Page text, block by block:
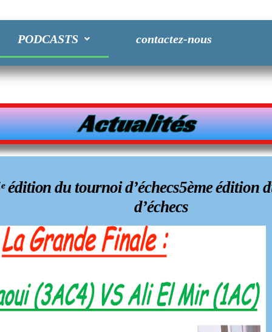
PODCASTS contactez-nous
Actualités
La 4ème édition du tournoi